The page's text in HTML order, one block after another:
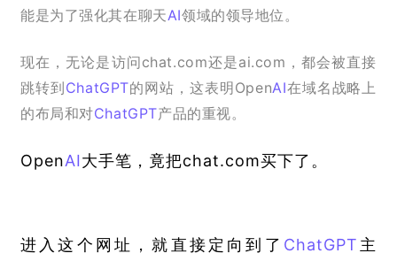
能是为了强化其在聊天AI领域的领导地位。
现在，无论是访问chat.com还是ai.com，都会被直接
跳转到ChatGPT的网站，这表明OpenAI在域名战略上
的布局和对ChatGPT产品的重视。
OpenAI大手笔，竟把chat.com买下了。
进入这个网址，就直接定向到了 ChatGPT 主